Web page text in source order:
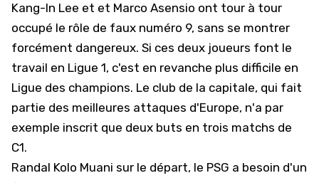
Kang-In Lee et et Marco Asensio ont tour à tour
occupé le rôle de faux numéro 9, sans se montrer
forcément dangereux. Si ces deux joueurs font le
travail en Ligue 1, c'est en revanche plus difficile en
Ligue des champions. Le club de la capitale, qui fait
partie des meilleures attaques d'Europe, n'a par
exemple inscrit que deux buts en trois matchs de
C1.
Randal Kolo Muani sur le départ, le PSG a besoin d'un